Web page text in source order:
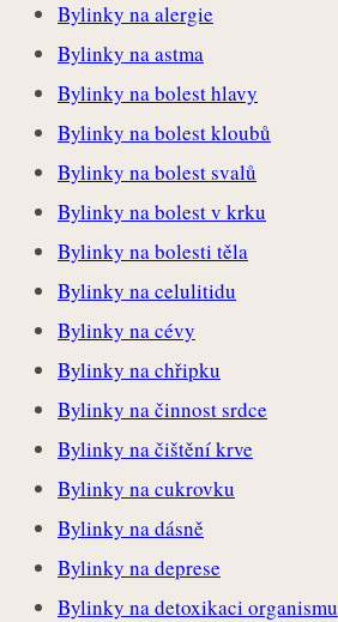
Bylinky na alergie
Bylinky na astma
Bylinky na bolest hlavy
Bylinky na bolest kloubů
Bylinky na bolest svalů
Bylinky na bolest v krku
Bylinky na bolesti těla
Bylinky na celulitidu
Bylinky na cévy
Bylinky na chřipku
Bylinky na činnost srdce
Bylinky na čištění krve
Bylinky na cukrovku
Bylinky na dásně
Bylinky na deprese
Bylinky na detoxikaci organismu